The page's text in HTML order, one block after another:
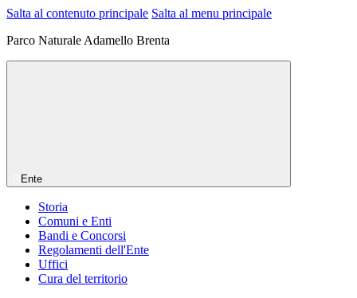
Salta al contenuto principale Salta al menu principale
Parco Naturale Adamello Brenta
Ente
Storia
Comuni e Enti
Bandi e Concorsi
Regolamenti dell'Ente
Uffici
Cura del territorio